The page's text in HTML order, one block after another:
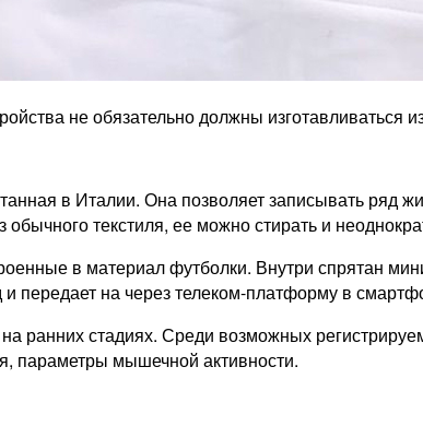
не обязательно должны изготавливаться
в Италии. Она позволяет записывать ряд
текстиля, ее можно стирать и
в материал футболки. Внутри спрятан
передает на через телеком-платформу в
ранних стадиях. Среди возможных
параметры мышечной активности.